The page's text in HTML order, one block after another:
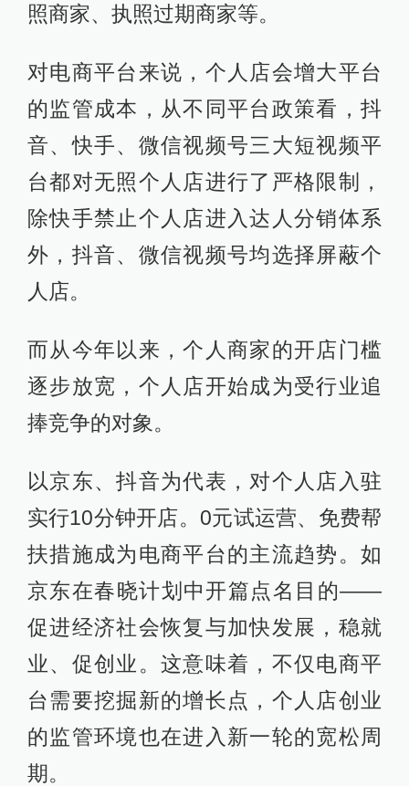
照商家、执照过期商家等。
对电商平台来说，个人店会增大平台
的监管成本，从不同平台政策看，抖
音、快手、微信视频号三大短视频平
台都对无照个人店进行了严格限制，
除快手禁止个人店进入达人分销体系
外，抖音、微信视频号均选择屏蔽个
人店。
而从今年以来，个人商家的开店门槛
逐步放宽，个人店开始成为受行业追
捧竞争的对象。
以京东、抖音为代表，对个人店入驻
实行10分钟开店。0元试运营、免费帮
扶措施成为电商平台的主流趋势。如
京东在春晓计划中开篇点名目的——
促进经济社会恢复与加快发展，稳就
业、促创业。这意味着，不仅电商平
台需要挖掘新的增长点，个人店创业
的监管环境也在进入新一轮的宽松周
期。